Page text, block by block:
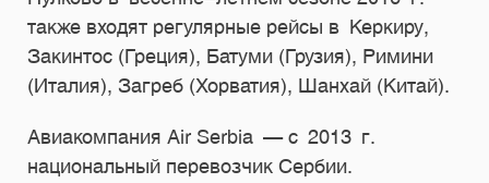
также входят регулярные рейсы в Керкиру,
Закинтос (Греция), Батуми (Грузия), Римини
(Италия), Загреб (Хорватия), Шанхай (Китай).
Авиакомпания Air Serbia — с 2013 г.
национальный перевозчик Сербии.